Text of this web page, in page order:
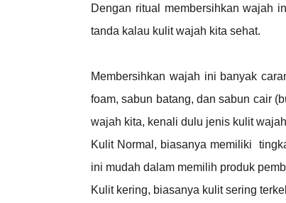
Dengan ritual membersihkan wajah
tanda kalau kulit wajah kita sehat.
Membersihkan wajah ini banyak
foam, sabun batang, dan sabun cair
wajah kita, kenali dulu jenis kulit
Kulit Normal, biasanya memiliki
ini mudah dalam memilih produk
Kulit kering, biasanya kulit sering